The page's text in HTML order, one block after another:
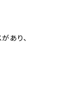
あり、